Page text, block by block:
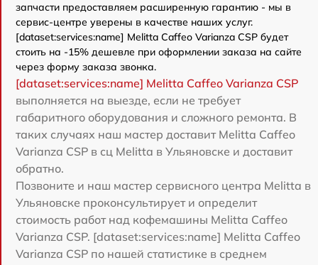
запчасти предоставляем расширенную гарантию - мы в
сервис-центре уверены в качестве наших услуг.
[dataset:services:name] Melitta Caffeo Varianza CSP будет
стоить на -15% дешевле при оформлении заказа на сайте
через форму заказа звонка.
[dataset:services:name] Melitta Caffeo Varianza CSP
выполняется на выезде, если не требует
габаритного оборудования и сложного ремонта. В
таких случаях наш мастер доставит Melitta Caffeo
Varianza CSP в сц Melitta в Ульяновске и доставит
обратно.
Позвоните и наш мастер сервисного центра Melitta в
Ульяновске проконсультирует и определит
стоимость работ над кофемашины Melitta Caffeo
Varianza CSP. [dataset:services:name] Melitta Caffeo
Varianza CSP по нашей статистике в среднем